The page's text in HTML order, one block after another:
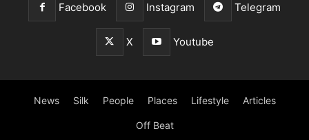
Facebook Instagram Telegram
X Youtube
News Silk People Places Lifestyle Articles
Off Beat